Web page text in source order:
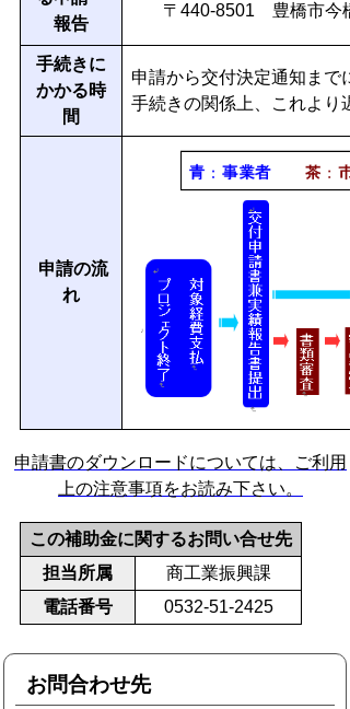
報告
〒440-8501 豊橋市
手続きに
かかる時
間
申請から交付決定通知まで
手続きの関係上、これより
申請の流
れ
申請書のダウンロードについては、ご利用
上の注意事項をお読み下さい。
この補助金に関するお問い合せ先
担当所属
商工業振興課
電話番号
0532-51-2425
お問合わせ先